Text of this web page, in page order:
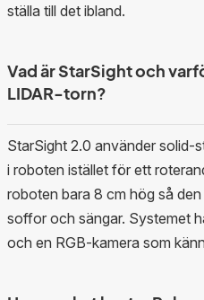
ställa till det ibland.
Vad är StarSight och
LIDAR-torn?
StarSight 2.0 använder solid-
i roboten istället för ett
roboten bara 8 cm hög så
soffor och sängar. Systemet
och en RGB-kamera som